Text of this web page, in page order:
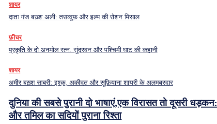
शायर
दाता गंज बख़्श अली: तसव्वुफ़ और इल्म की रोशन मिसाल
फ़ीचर
प्रकृति के दो अनमोल रत्न: सुंदरवन और पश्चिमी घाट की कहानी
शायर
अमीर बख़्श साबरी: इश्क़, अकीदत और सूफ़ियाना शायरी के अलमबरदार
दुनिया की सबसे पुरानी दो भाषाएं,एक विरासत तो दूसरी
और तमिल का सदियों पुराना रिश्ता